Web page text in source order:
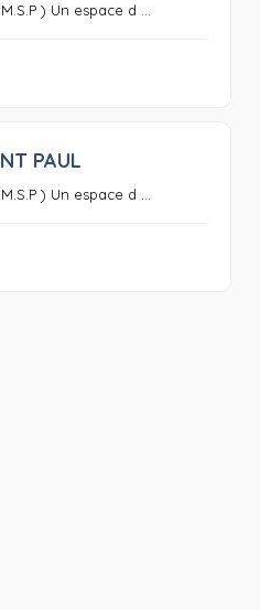
) Un espace d ...
PAUL
) Un espace d ...